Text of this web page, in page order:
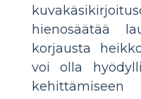
hienosäätää
korjausta
voi olla